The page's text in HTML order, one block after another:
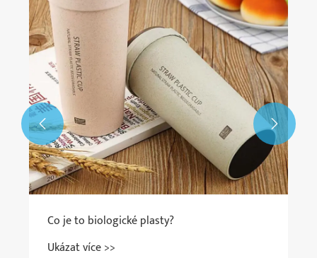
Co je to biologické plasty?
Ukázat více >>
 